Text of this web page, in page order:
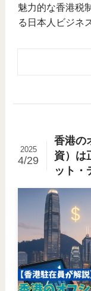
魅力的な香港税
る日本人ビジネ
香港の
資）は
ット・
2025
4/29